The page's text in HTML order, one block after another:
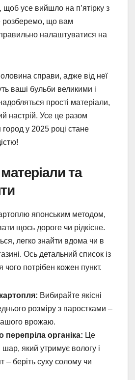
щоб усе вийшло на п’ятірку з
розберемо, що вам
налаштуватися на
справи, адже від неї
ваші бульби великими і
прості матеріали,
настрій. Усе це разом
у 2025 році стане
та
японським методом,
щось дороге чи рідкісне.
легко знайти вдома чи в
Ось детальний список із
потрібен кожен пункт.
Вибирайте якісні
розміру з паростками –
врожаю.
органіка: Це
шар, який утримує вологу і
– беріть суху солому чи